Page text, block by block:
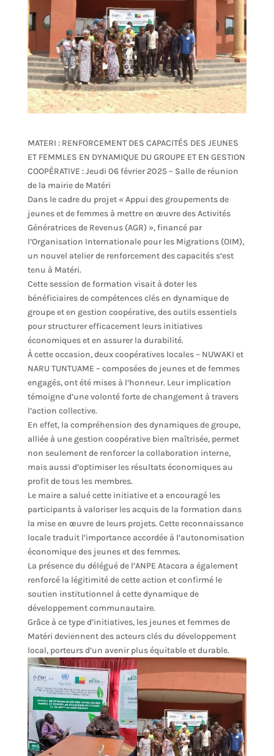
MATERI : RENFORCEMENT DES CAPACITÉS DES JEUNES
ET FEMMLES EN DYNAMIQUE DU GROUPE ET EN GESTION
COOPÉRATIVE : Jeudi 06 février 2025 – Salle de réunion
de la mairie de Matéri
Dans le cadre du projet « Appui des groupements de
jeunes et de femmes à mettre en œuvre des Activités
Génératrices de Revenus (AGR) », financé par
l’Organisation Internationale pour les Migrations (OIM),
un nouvel atelier de renforcement des capacités s’est
tenu à Matéri.
Cette session de formation visait à doter les
bénéficiaires de compétences clés en dynamique de
groupe et en gestion coopérative, des outils essentiels
pour structurer efficacement leurs initiatives
économiques et en assurer la durabilité.
À cette occasion, deux coopératives locales – NUWAKI et
NARU TUNTUAME – composées de jeunes et de femmes
engagés, ont été mises à l’honneur. Leur implication
témoigne d’une volonté forte de changement à travers
l’action collective.
En effet, la compréhension des dynamiques de groupe,
alliée à une gestion coopérative bien maîtrisée, permet
non seulement de renforcer la collaboration interne,
mais aussi d’optimiser les résultats économiques au
profit de tous les membres.
Le maire a salué cette initiative et a encouragé les
participants à valoriser les acquis de la formation dans
la mise en œuvre de leurs projets. Cette reconnaissance
locale traduit l’importance accordée à l’autonomisation
économique des jeunes et des femmes.
La présence du délégué de l’ANPE Atacora a également
renforcé la légitimité de cette action et confirmé le
soutien institutionnel à cette dynamique de
développement communautaire.
Grâce à ce type d’initiatives, les jeunes et femmes de
Matéri deviennent des acteurs clés du développement
local, porteurs d’un avenir plus équitable et durable.